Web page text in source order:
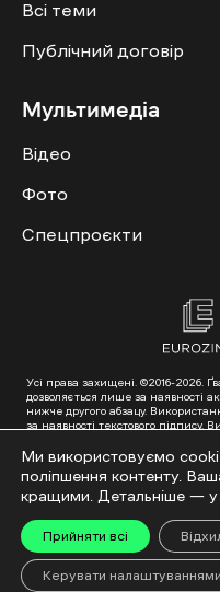
Всі теми
Публічний договір
Мультимедіа
Відео
Фото
Спецпроєкти
Усі права захищені. ©2016-2026.
дозволяється лише за наявності
нижче другого абзацу.
за наявності текстового
схвалення від редакції.
Суб’єкт у сфері онлайн-медіа;
адреса: ГО «Ґвара Медіа», 61057,
№7400
Підкинь нам тему на пошту –
Модернізація сайту:
Ми використовуємо
поліпшення контенту.
кращими. Детальніше — у
Прийняти всі
Керувати налаштуваннями